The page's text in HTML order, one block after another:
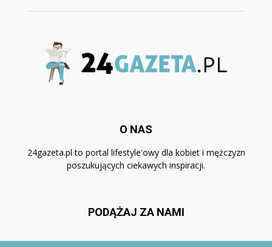
O NAS
24gazeta.pl to portal lifestyle'owy dla kobiet i mężczyzn
poszukujących ciekawych inspiracji.
PODĄŻAJ ZA NAMI